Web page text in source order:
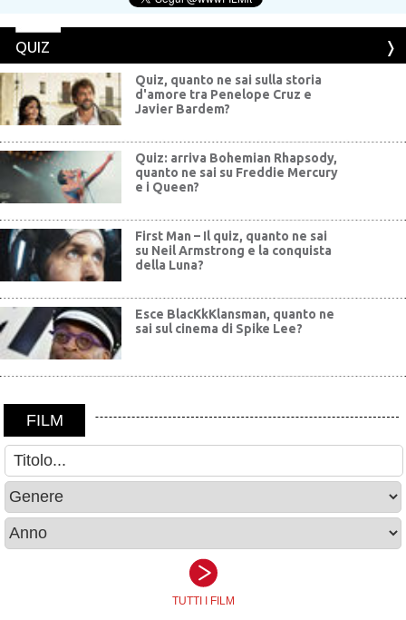
QUIZ
Quiz, quanto ne sai sulla storia
d'amore tra Penelope Cruz e
Javier Bardem?
Quiz: arriva Bohemian Rhapsody,
quanto ne sai su Freddie Mercury
e i Queen?
First Man – Il quiz, quanto ne sai
su Neil Armstrong e la conquista
della Luna?
Esce BlacKkKlansman, quanto ne
sai sul cinema di Spike Lee?